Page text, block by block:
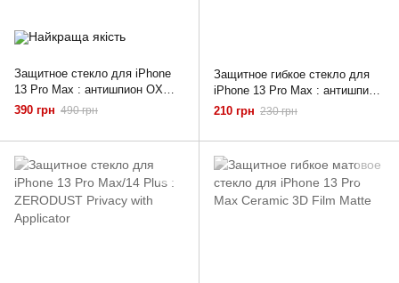
Защитное стекло для iPhone
13 Pro Max : антишпион OX
Warrior (PRIVACY) Premium
390 грн 490 грн
Защитное гибкое стекло для
iPhone 13 Pro Max : антишпион
Ceramic 9D (PRIVACY)
210 грн 230 грн